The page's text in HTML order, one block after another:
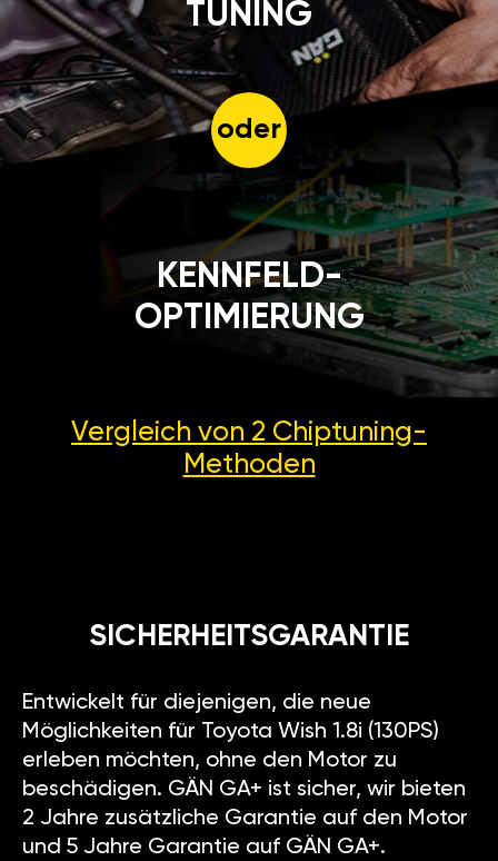
TUNING
oder
KENNFELD-
OPTIMIERUNG
Vergleich von 2 Chiptuning-
Methoden
SICHERHEITSGARANTIE
Entwickelt für diejenigen, die neue
Möglichkeiten für Toyota Wish 1.8i (130PS)
erleben möchten, ohne den Motor zu
beschädigen. GÄN GA+ ist sicher, wir bieten
2 Jahre zusätzliche Garantie auf den Motor
und 5 Jahre Garantie auf GÄN GA+.